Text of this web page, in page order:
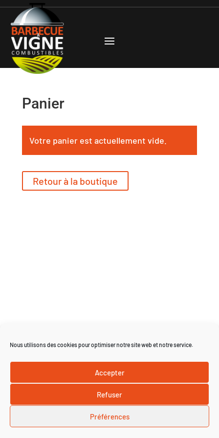
Nous utilisons des cookies pour optimiser notre site web et notre service.
Accepter
Refuser
Préférences
Panier
Votre panier est actuellement vide.
Retour à la boutique